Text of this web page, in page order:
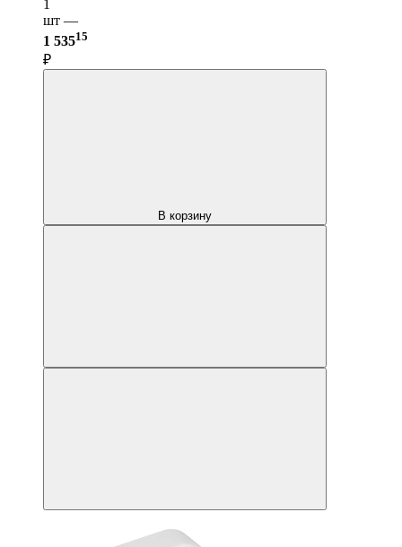
1
шт —
1 53515
₽
В корзину